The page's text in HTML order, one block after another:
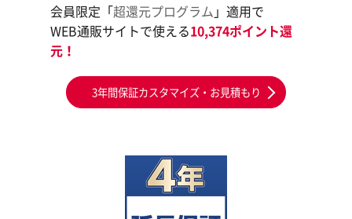
会員限定「超還元プログラム 」適用で
WEB通販サイトで使える10,374ポイント還
元！
3年間保証カスタマイズ・お見積もり